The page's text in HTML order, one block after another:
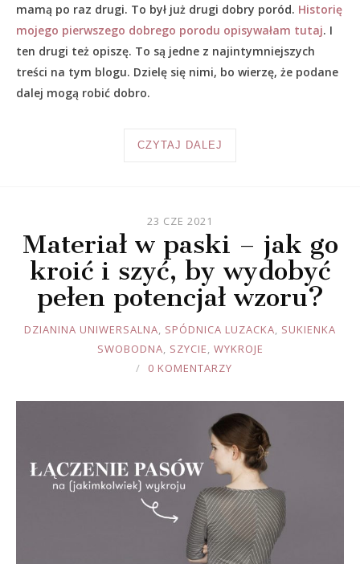
mamą po raz drugi. To był już drugi dobry poród. Historię
mojego pierwszego dobrego porodu opisywałam tutaj. I
ten drugi też opiszę. To są jedne z najintymniejszych
treści na tym blogu. Dzielę się nimi, bo wierzę, że podane
dalej mogą robić dobro.
CZYTAJ DALEJ
23 CZE 2021
Materiał w paski – jak go
kroić i szyć, by wydobyć
pełen potencjał wzoru?
JOULE
DZIANINA UNIWERSALNA, SPÓDNICA LUZACKA, SUKIENKA
SWOBODNA, SZYCIE, WYKROJE
0 KOMENTARZY